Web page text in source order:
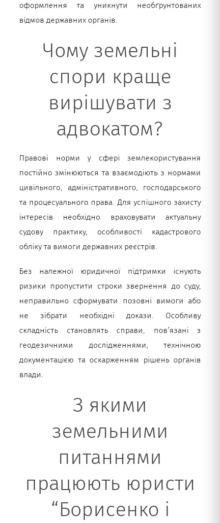
оформлення та уникнути необґрунтованих
відмов державних органів.
Чому земельні
спори краще
вирішувати з
адвокатом?
Правові норми у сфері землекористування
постійно змінюються та взаємодіють з нормами
цивільного, адміністративного, господарського
та процесуального права. Для успішного захисту
інтересів необхідно враховувати актуальну
судову практику, особливості кадастрового
обліку та вимоги державних реєстрів.
Без належної юридичної підтримки існують
ризики пропустити строки звернення до суду,
неправильно сформувати позовні вимоги або
не зібрати необхідні докази. Особливу
складність становлять справи, пов’язані з
геодезичними дослідженнями, технічною
документацією та оскарженням рішень органів
влади.
З якими
земельними
питаннями
працюють юристи
“Борисенко і